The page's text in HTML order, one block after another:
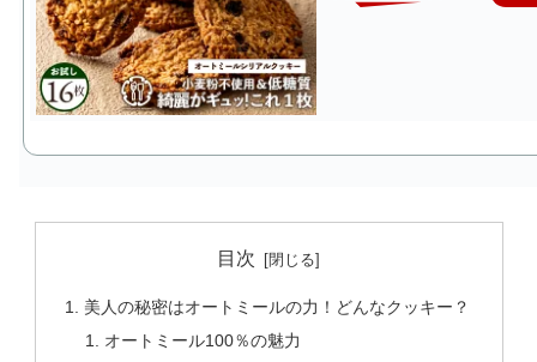
目次
美人の秘密はオートミールの力！どんなクッキー？
オートミール100％の魅力